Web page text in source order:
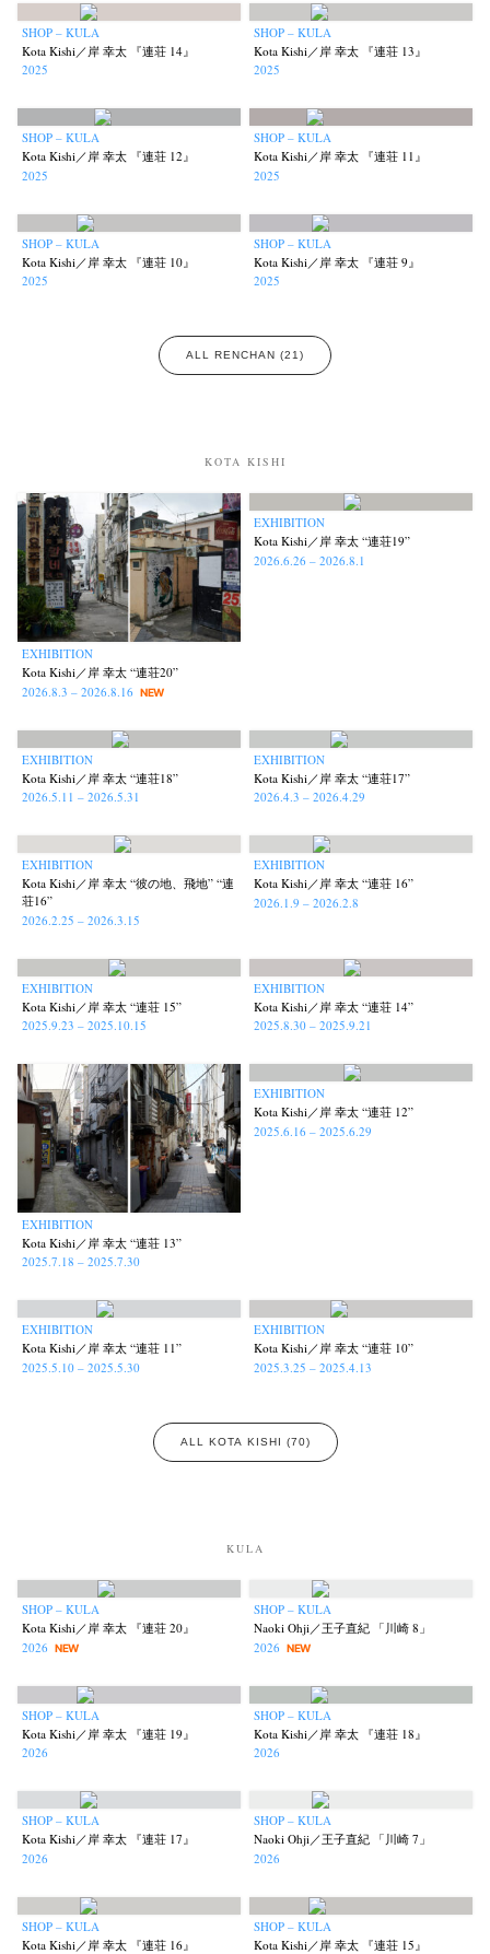
News Exhibition Members Workshop Documents Contact About
Keiko Sasaoka
Kota Kishi Mariko Takahashi (23) Masako Matsui (23) Masashi Otomo (47)
Nana Kakuda (61) Naoki Ohji (66) Naonori Oshima
Park (7) photographers' gallery File (16) photographers’ gallery press
Postwar and Shōwa-Era (8) Presence
Renchan (21) Review (23) Rintaro Kameoka
Special Exhibitions (60) Takuro Yoneda
Untitled Records (41) Workshop
SHOP – KULA
Kota Kishi／岸 幸太 『連荘 14』
2025
SHOP – KULA
Kota Kishi／岸 幸太 『連荘 13』
2025
SHOP – KULA
Kota Kishi／岸 幸太 『連荘 12』
2025
SHOP – KULA
Kota Kishi／岸 幸太 『連荘 11』
2025
SHOP – KULA
Kota Kishi／岸 幸太 『連荘 10』
2025
SHOP – KULA
Kota Kishi／岸 幸太 『連荘 9』
2025
ALL RENCHAN (21)
KOTA KISHI
EXHIBITION
Kota Kishi／岸 幸太 “連荘20”
2026.8.3 – 2026.8.16
NEW
EXHIBITION
Kota Kishi／岸 幸太 “連荘19”
2026.6.26 – 2026.8.1
EXHIBITION
Kota Kishi／岸 幸太 “連荘18”
2026.5.11 – 2026.5.31
EXHIBITION
Kota Kishi／岸 幸太 “連荘17”
2026.4.3 – 2026.4.29
EXHIBITION
Kota Kishi／岸 幸太 “彼の地、飛地” “連
荘16”
2026.2.25 – 2026.3.15
EXHIBITION
Kota Kishi／岸 幸太 “連荘 16”
2026.1.9 – 2026.2.8
EXHIBITION
Kota Kishi／岸 幸太 “連荘 15”
2025.9.23 – 2025.10.15
EXHIBITION
Kota Kishi／岸 幸太 “連荘 14”
2025.8.30 – 2025.9.21
EXHIBITION
Kota Kishi／岸 幸太 “連荘 13”
2025.7.18 – 2025.7.30
EXHIBITION
Kota Kishi／岸 幸太 “連荘 12”
2025.6.16 – 2025.6.29
EXHIBITION
Kota Kishi／岸 幸太 “連荘 11”
2025.5.10 – 2025.5.30
EXHIBITION
Kota Kishi／岸 幸太 “連荘 10”
2025.3.25 – 2025.4.13
ALL KOTA KISHI (70)
KULA
SHOP – KULA
Kota Kishi／岸 幸太 『連荘 20』
2026
NEW
SHOP – KULA
Naoki Ohji／王子直紀 「川崎 8」
2026 NEW
SHOP – KULA
Kota Kishi／岸 幸太 『連荘 19』
2026
SHOP – KULA
Kota Kishi／岸 幸太 『連荘 18』
2026
SHOP – KULA
Kota Kishi／岸 幸太 『連荘 17』
2026
SHOP – KULA
Naoki Ohji／王子直紀 「川崎 7」
2026
SHOP – KULA
Kota Kishi／岸 幸太 『連荘 16』
SHOP – KULA
Kota Kishi／岸 幸太 『連荘 15』